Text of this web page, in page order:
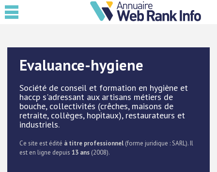
Evaluance-hygiene
Société de conseil et formation en hygiène et
haccp s'adressant aux artisans métiers de
bouche, collectivités (crêches, maisons de
retraite, collèges, hopitaux), restaurateurs et
industriels.
Ce site est édité à titre professionnel (forme juridique : SARL). Il
est en ligne depuis 13 ans (2008).